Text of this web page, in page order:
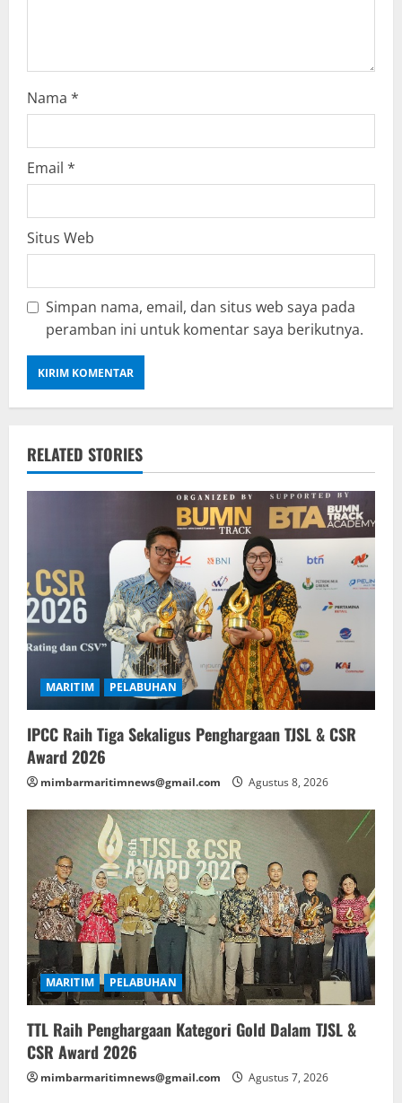
Nama *
Email *
Situs Web
Simpan nama, email, dan situs web saya pada
peramban ini untuk komentar saya berikutnya.
RELATED STORIES
MARITIM PELABUHAN
IPCC Raih Tiga Sekaligus Penghargaan TJSL & CSR
Award 2026
mimbarmaritimnews@gmail.com Agustus 8, 2026
MARITIM PELABUHAN
TTL Raih Penghargaan Kategori Gold Dalam TJSL &
CSR Award 2026
mimbarmaritimnews@gmail.com Agustus 7, 2026